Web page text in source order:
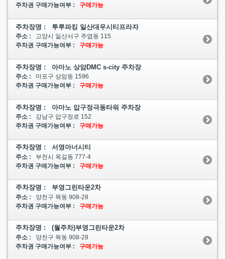
주차권 구매가능여부 :
구매가능
주차장명 : 투루파킹 일산대우시티프라자
주소 :
고양시 일산서구 주엽동 115
주차권 구매가능여부 :
구매가능
주차장명 : 아마노 상암DMC s-city 주차장
주소 :
마포구 상암동 1596
주차권 구매가능여부 :
구매가능
주차장명 : 아마노 압구정극동타워 주차장
주소 :
강남구 압구정로 152
주차권 구매가능여부 :
구매가능
주차장명 : 서영아너시티
주소 :
부천시 옥길동 777-4
주차권 구매가능여부 :
구매가능
주차장명 : 부영그린타운2차
주소 :
양천구 목동 908-28
주차권 구매가능여부 :
구매가능
주차장명 : (월주차)부영그린타운2차
주소 :
양천구 목동 908-28
주차권 구매가능여부 :
구매가능